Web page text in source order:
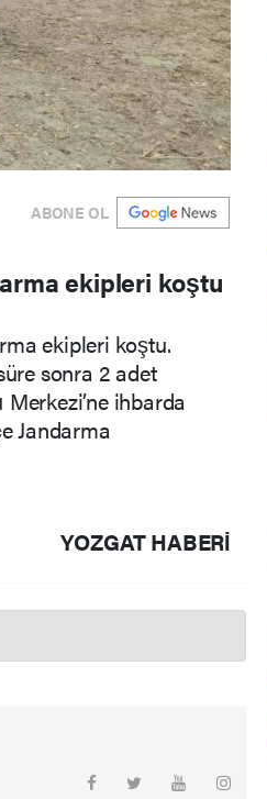
ABONE OL
ekipleri koştu
ekipleri koştu.
sonra 2 adet
ihbarda
Jandarma
YOZGAT HABERİ